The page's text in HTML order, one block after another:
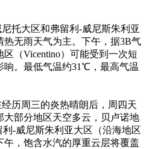
托大区和弗留利-威尼斯朱利亚
热无雨天气为主。下午，据3B气
（Vicentino）可能受到一次短
响。最低气温约31℃，最高气温
历周三的炎热晴朗后，周四天
大部分地区天空多云，贝卢诺地
利-威尼斯朱利亚大区（沿海地区
午，饱含水汽的厚重云层将覆盖